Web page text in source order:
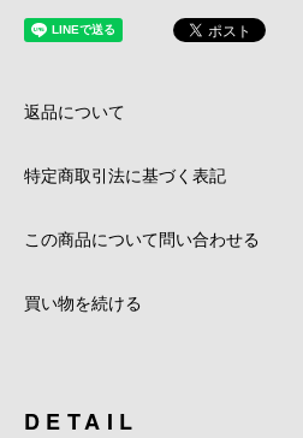
返品について
特定商取引法に基づく表記
この商品について問い合わせる
買い物を続ける
DETAIL